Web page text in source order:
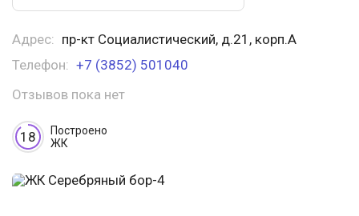
Адрес: пр-кт Социалистический, д.21, корп.А
Телефон: +7 (3852) 501040
Отзывов пока нет
18
Построено
ЖК